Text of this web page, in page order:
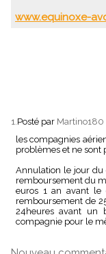
www.equinoxe-
1. Posté par Martino180
les compagnies
problèmes et ne sont
Annulation le jour du
remboursement du
euros 1 an avant le
remboursement de
24heures avant
compagnie pour le